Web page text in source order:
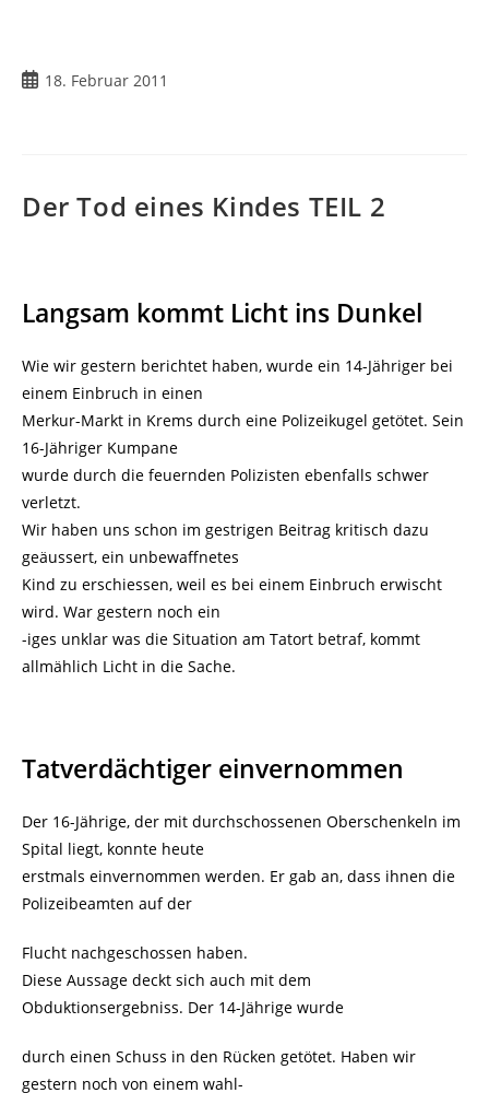
Beitrag18. Februar 2011
Der Tod eines Kindes TEIL 2
Langsam kommt Licht ins Dunkel
Wie wir gestern berichtet haben, wurde ein 14-Jähriger bei
einem Einbruch in einen
Merkur-Markt in Krems durch eine Polizeikugel getötet. Sein
16-Jähriger Kumpane
wurde durch die feuernden Polizisten ebenfalls schwer
verletzt.
Wir haben uns schon im gestrigen Beitrag kritisch dazu
geäussert, ein unbewaffnetes
Kind zu erschiessen, weil es bei einem Einbruch erwischt
wird. War gestern noch ein
-iges unklar was die Situation am Tatort betraf, kommt
allmählich Licht in die Sache.
Tatverdächtiger einvernommen
Der 16-Jährige, der mit durchschossenen Oberschenkeln im
Spital liegt, konnte heute
erstmals einvernommen werden. Er gab an, dass ihnen die
Polizeibeamten auf der
Flucht nachgeschossen haben.
Diese Aussage deckt sich auch mit dem
Obduktionsergebniss. Der 14-Jährige wurde
durch einen Schuss in den Rücken getötet. Haben wir
gestern noch von einem wahl-